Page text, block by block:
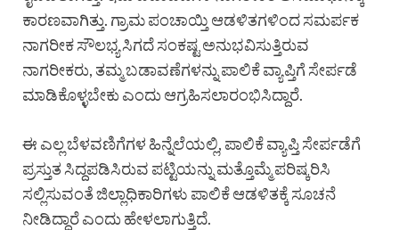
ಕಾರಣವಾಗಿತ್ತು. ಗ್ರಾಮ ಪಂಚಾಯ್ತಿ ಆಡಳಿತಗಳಿಂದ ಸಮರ್ಪಕ
ನಾಗರೀಕ ಸೌಲಭ್ಯ ಸಿಗದೆ ಸಂಕಷ್ಟ ಅನುಭವಿಸುತ್ತಿರುವ
ನಾಗರೀಕರು, ತಮ್ಮ ಬಡಾವಣೆಗಳನ್ನು ಪಾಲಿಕೆ ವ್ಯಾಪ್ತಿಗೆ ಸೇರ್ಪಡೆ
ಮಾಡಿಕೊಳ್ಳಬೇಕು ಎಂದು ಆಗ್ರಹಿಸಲಾರಂಭಿಸಿದ್ದಾರೆ.
ಈ ಎಲ್ಲ ಬೆಳವಣಿಗೆಗಳ ಹಿನ್ನೆಲೆಯಲ್ಲಿ, ಪಾಲಿಕೆ ವ್ಯಾಪ್ತಿ ಸೇರ್ಪಡೆಗೆ
ಪ್ರಸ್ತುತ ಸಿದ್ದಪಡಿಸಿರುವ ಪಟ್ಟಿಯನ್ನು ಮತ್ತೊಮ್ಮೆ ಪರಿಷ್ಕರಿಸಿ
ಸಲ್ಲಿಸುವಂತೆ ಜಿಲ್ಲಾಧಿಕಾರಿಗಳು ಪಾಲಿಕೆ ಆಡಳಿತಕ್ಕೆ ಸೂಚನೆ
ನೀಡಿದ್ದಾರೆ ಎಂದು ಹೇಳಲಾಗುತ್ತಿದೆ.